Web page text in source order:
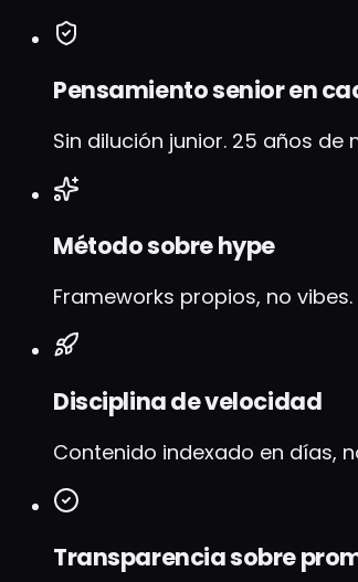
Pensamiento senior en
Sin dilución junior. 25 años
Método sobre hype
Frameworks propios, no
Disciplina de velocidad
Contenido indexado en días,
Transparencia sobre